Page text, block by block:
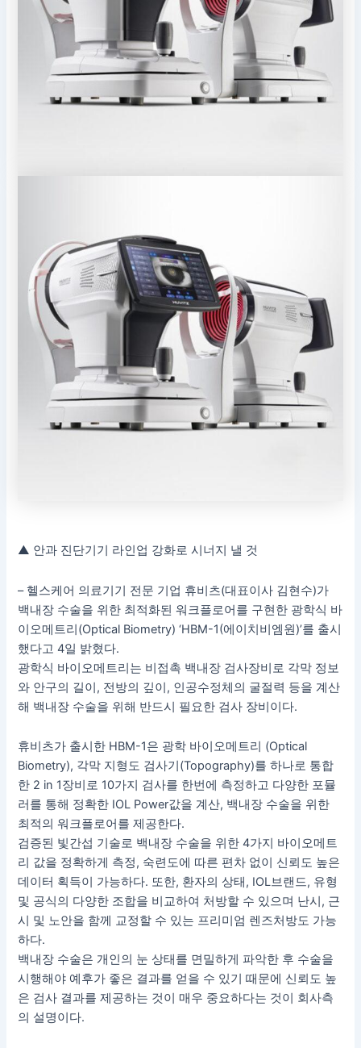
▲ 안과 진단기기 라인업 강화로 시너지 낼 것
– 헬스케어 의료기기 전문 기업 휴비츠(대표이사 김현수)가
백내장 수술을 위한 최적화된 워크플로어를 구현한 광학식 바
이오메트리(Optical Biometry) ‘HBM-1(에이치비엠원)’를 출시
했다고 4일 밝혔다.
광학식 바이오메트리는 비접촉 백내장 검사장비로 각막 정보
와 안구의 길이, 전방의 깊이, 인공수정체의 굴절력 등을 계산
해 백내장 수술을 위해 반드시 필요한 검사 장비이다.
휴비츠가 출시한 HBM-1은 광학 바이오메트리 (Optical
Biometry), 각막 지형도 검사기(Topography)를 하나로 통합
한 2 in 1장비로 10가지 검사를 한번에 측정하고 다양한 포뮬
러를 통해 정확한 IOL Power값을 계산, 백내장 수술을 위한
최적의 워크플로어를 제공한다.
검증된 빛간섭 기술로 백내장 수술을 위한 4가지 바이오메트
리 값을 정확하게 측정, 숙련도에 따른 편차 없이 신뢰도 높은
데이터 획득이 가능하다. 또한, 환자의 상태, IOL브랜드, 유형
및 공식의 다양한 조합을 비교하여 처방할 수 있으며 난시, 근
시 및 노안을 함께 교정할 수 있는 프리미엄 렌즈처방도 가능
하다.
백내장 수술은 개인의 눈 상태를 면밀하게 파악한 후 수술을
시행해야 예후가 좋은 결과를 얻을 수 있기 때문에 신뢰도 높
은 검사 결과를 제공하는 것이 매우 중요하다는 것이 회사측
의 설명이다.